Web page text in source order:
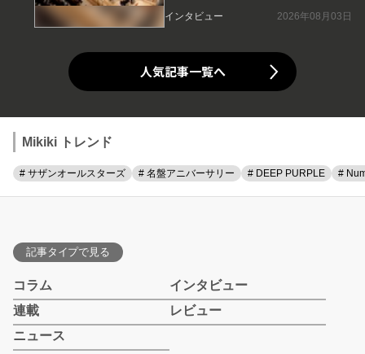
インタビュー 2026年08月03日
人気記事一覧へ
Mikiki トレンド
# サザンオールスターズ # 名盤アニバーサリー # DEEP PURPLE #
記事タイプで見る
コラム
インタビュー
連載
レビュー
ニュース